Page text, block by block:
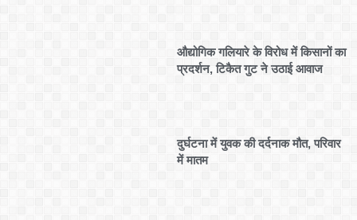
औद्योगिक गलियारे के विरोध में किसानों का
प्रदर्शन, टिकैत गुट ने उठाई आवाज
दुर्घटना में युवक की दर्दनाक मौत, परिवार
में मातम